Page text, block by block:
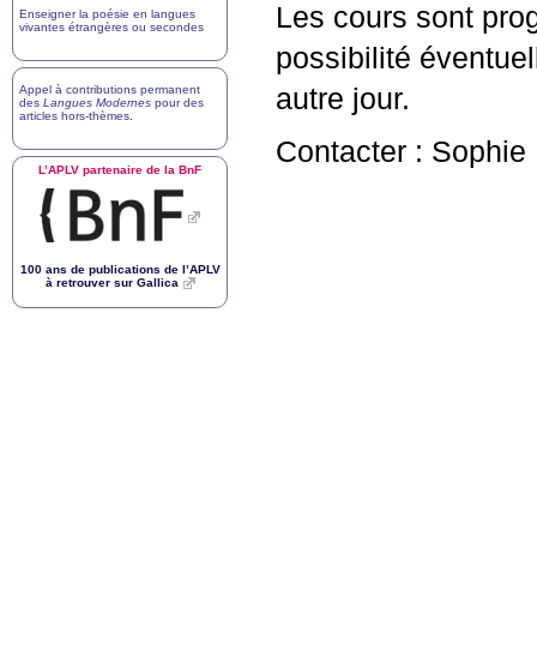
Les cours sont
possibilité
autre jour.
Contacter :
Enseigner la poésie en langues
vivantes étrangères ou secondes
Appel à contributions permanent
des Langues Modernes pour des
articles hors-thèmes
L’APLV partenaire de la BnF
100 ans de publications de l’APLV
à retrouver sur Gallica